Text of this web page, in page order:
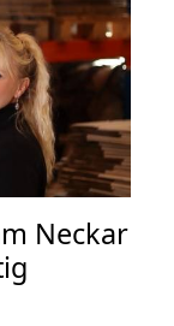
Neckar